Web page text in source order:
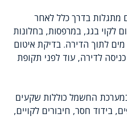
מתגלות בדרך כלל לאחר
לקוי בגג, במרפסות, בחלונות
לתוך הדירה. בדיקת איטום
לדירה, עוד לפני תקופת
החשמל כוללות שקעים
בידוד חסר, חיבורים לקויים,